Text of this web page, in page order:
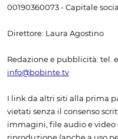
00190360073 - Capitale
Direttore: Laura Agostino
Redazione e pubblicità: tel.
info@bobinte.tv
I link da altri siti alla prima
vietati senza il consenso
immagini, file audio e video